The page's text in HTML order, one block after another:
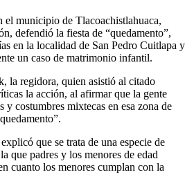
el municipio de Tlacoachistlahuaca,
defendió la fiesta de “quedamento”,
en la localidad de San Pedro Cuitlapa y
un caso de matrimonio infantil.
la regidora, quien asistió al citado
la acción, al afirmar que la gente
y costumbres mixtecas en esa zona de
que se trata de una especie de
que padres y los menores de edad
cuanto los menores cumplan con la